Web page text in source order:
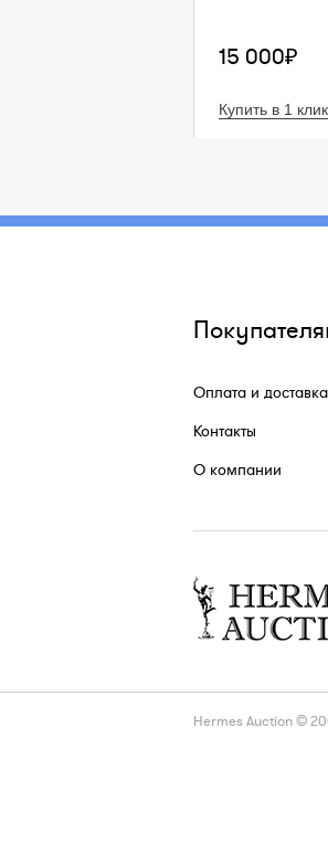
15 000₽
Купить в 1 клик
Оплата и доставка
Контакты
О компании
Hermes Auction ©